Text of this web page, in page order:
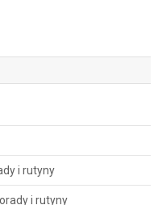
i rutyny
i rutyny